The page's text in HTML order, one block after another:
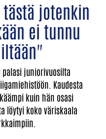
jotenkin
ei tunnu
palasi juniorivuosilta
Kaudesta
kuin hän osasi
löytyi koko väriskaala